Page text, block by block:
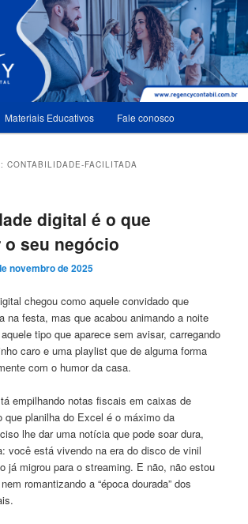
Materiais Educativos Fale conosco
CONTABILIDADE-FACILITADA
digital é o que
seu negócio
novembro de 2025
chegou como aquele convidado que
na festa, mas que acabou animando a noite
tipo que aparece sem avisar, carregando
caro e uma playlist que de alguma forma
com o humor da casa.
empilhando notas fiscais em caixas de
que planilha do Excel é o máximo da
lhe dar uma notícia que pode soar dura,
você está vivendo na era do disco de vinil
já migrou para o streaming. E não, não estou
romantizando a “época dourada” dos